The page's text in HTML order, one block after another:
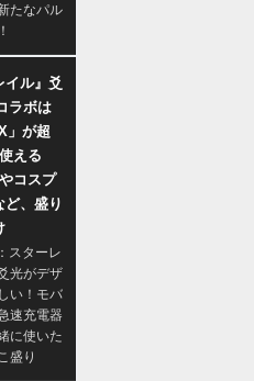
たなパル
イル』爻
ラボは
」が超
える
コスプ
ど、盛り
スターレ
光がデザ
い！モバ
速充電器
に使いた
盛り